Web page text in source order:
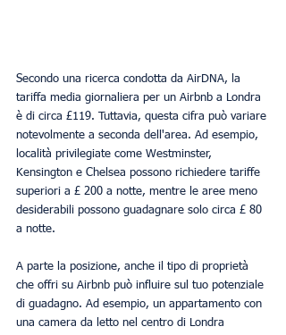
Secondo una ricerca condotta da AirDNA, la
tariffa media giornaliera per un Airbnb a Londra
è di circa £119. Tuttavia, questa cifra può variare
notevolmente a seconda dell'area. Ad esempio,
località privilegiate come Westminster,
Kensington e Chelsea possono richiedere tariffe
superiori a £ 200 a notte, mentre le aree meno
desiderabili possono guadagnare solo circa £ 80
a notte.
A parte la posizione, anche il tipo di proprietà
che offri su Airbnb può influire sul tuo potenziale
di guadagno. Ad esempio, un appartamento con
una camera da letto nel centro di Londra